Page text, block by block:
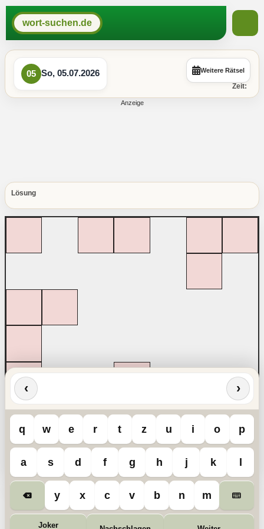
wort-suchen.de
05 So, 05.07.2026 Weitere Rätsel
Zeit:
Lösung
‹ ›
q w e r t z u i o p
a s d f g h j k l
y x c v b n m
Joker